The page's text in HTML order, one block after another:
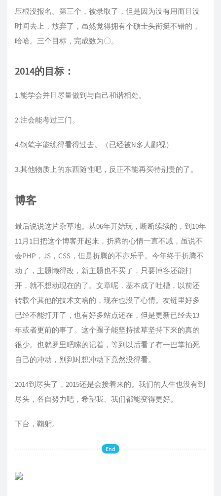
压根没报名。第三个，被录取了，但是因为没有用而且没
时间去上，放弃了，虽然觉得拥有个硕士头衔挺不错的，
哈哈。三个目标，完成数为〇。
2014的目标：
1.能学会并且尽量做到与自己和谐相处。
2.注会能考过三门。
4.钢笔字能练得看得过去。（已经被N多人鄙视）
3.其他物质上的东西随性吧，反正不能再买特别贵的了。
博客
最后说说这片杂草地。从06年开始玩，断断续续的，到10年
11月1日把这个博客开起来，折腾的心情一直不减，虽说不
会PHP，JS，CSS，但是折腾的不亦乐乎。今年终于折腾不
动了，主题懒得改，新主题也不买了，只要博客还能打
开，就不想动现在的了。文章呢，基本成了吐槽，以前还
转载个其他的技术文啥的，现在也没了心情。友链里好多
已经不能打开了，也有好多站点还在，但是更新已经去13
年或者更前的事了。这个圈子能坚持拔草坚持下来的真的
很少。也就罗里吧嗦的记着，等到以后看了有一巴掌拍死
自己的冲动，别到时想冲动下竟然没得看。
2014到尽头了，2015还是会接着来的。我们的人生也没有到
尽头，各自努力吧，希望我、我们都能变得更好。
下台，鞠躬。
End